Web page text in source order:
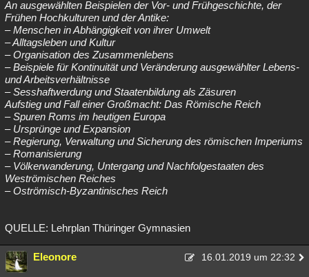
An ausgewählten Beispielen der Vor- und Frühgeschichte, der
Frühen Hochkulturen und der Antike:
– Menschen in Abhängigkeit von ihrer Umwelt
– Alltagsleben und Kultur
– Organisation des Zusammenlebens
– Beispiele für Kontinuität und Veränderung ausgewählter Lebens-
und Arbeitsverhältnisse
– Sesshaftwerdung und Staatenbildung als Zäsuren
Aufstieg und Fall einer Großmacht: Das Römische Reich
– Spuren Roms im heutigen Europa
– Ursprünge und Expansion
– Regierung, Verwaltung und Sicherung des römischen Imperiums
– Romanisierung
– Völkerwanderung, Untergang und Nachfolgestaaten des
Weströmischen Reiches
– Oströmisch-Byzantinisches Reich
QUELLE: Lehrplan Thüringer Gymnasien
Eleonore 16.01.2019 um 22:32